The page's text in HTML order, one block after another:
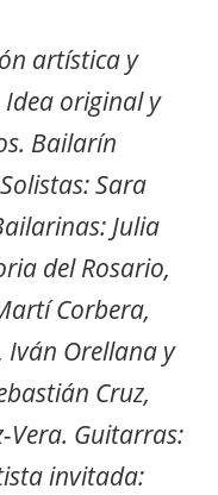
artística y
Idea original y
Bailarín
Sara
Julia
del Rosario,
Corbera,
Iván Orellana y
Cruz,
Vera. Guitarras:
invitada: